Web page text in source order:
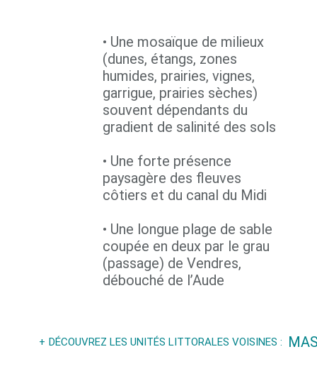
• Une mosaïque de milieux
(dunes, étangs, zones
humides, prairies, vignes,
garrigue, prairies sèches)
souvent dépendants du
gradient de salinité des sols
• Une forte présence
paysagère des fleuves
côtiers et du canal du Midi
• Une longue plage de sable
coupée en deux par le grau
(passage) de Vendres,
débouché de l’Aude
DÉCOUVREZ LES UNITÉS LITTORALES VOISINES :